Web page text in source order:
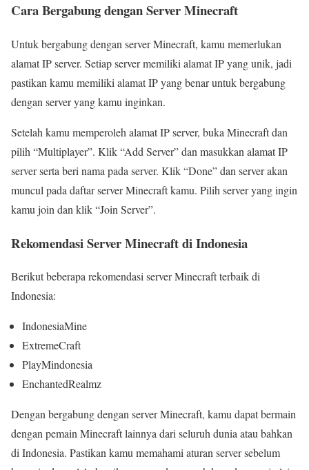
Cara Bergabung dengan Server Minecraft
Untuk bergabung dengan server Minecraft, kamu memerlukan
alamat IP server. Setiap server memiliki alamat IP yang unik, jadi
pastikan kamu memiliki alamat IP yang benar untuk bergabung
dengan server yang kamu inginkan.
Setelah kamu memperoleh alamat IP server, buka Minecraft dan
pilih “Multiplayer”. Klik “Add Server” dan masukkan alamat IP
server serta beri nama pada server. Klik “Done” dan server akan
muncul pada daftar server Minecraft kamu. Pilih server yang ingin
kamu join dan klik “Join Server”.
Rekomendasi Server Minecraft di Indonesia
Berikut beberapa rekomendasi server Minecraft terbaik di
Indonesia:
IndonesiaMine
ExtremeCraft
PlayMindonesia
EnchantedRealmz
Dengan bergabung dengan server Minecraft, kamu dapat bermain
dengan pemain Minecraft lainnya dari seluruh dunia atau bahkan
di Indonesia. Pastikan kamu memahami aturan server sebelum